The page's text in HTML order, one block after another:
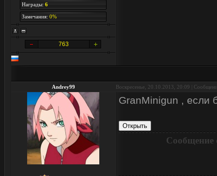
Награды: 6
Замечания: 0%
763
Andrey99 Воскресенье, 20.10.2013, 20:09 |
GranMinigun , если
Сообщение